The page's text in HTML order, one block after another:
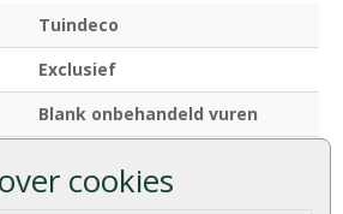
cookies
Tuindeco
Exclusief
Blank onbehandeld vuren